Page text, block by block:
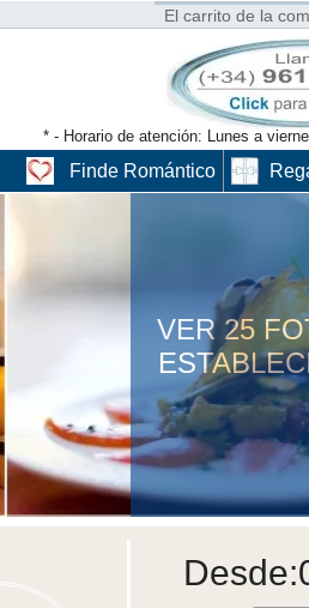
El carrito de la
* - Horario de atención: Lunes a
Finde Romántico
VER 25
Desde: